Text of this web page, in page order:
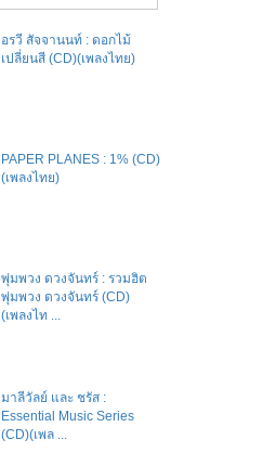
อรวี สัจจานนท์ : ดอกไม้
เปลี่ยนสี (CD)(เพลงไทย)
PAPER PLANES : 1% (CD)
(เพลงไทย)
พุ่มพวง ดวงจันทร์ : รวมฮิต
พุ่มพวง ดวงจันทร์ (CD)
(เพลงไท ...
มาลีวัลย์​ และ​ ชรัส​ :
Essential Music Series
(CD)(เพล ...